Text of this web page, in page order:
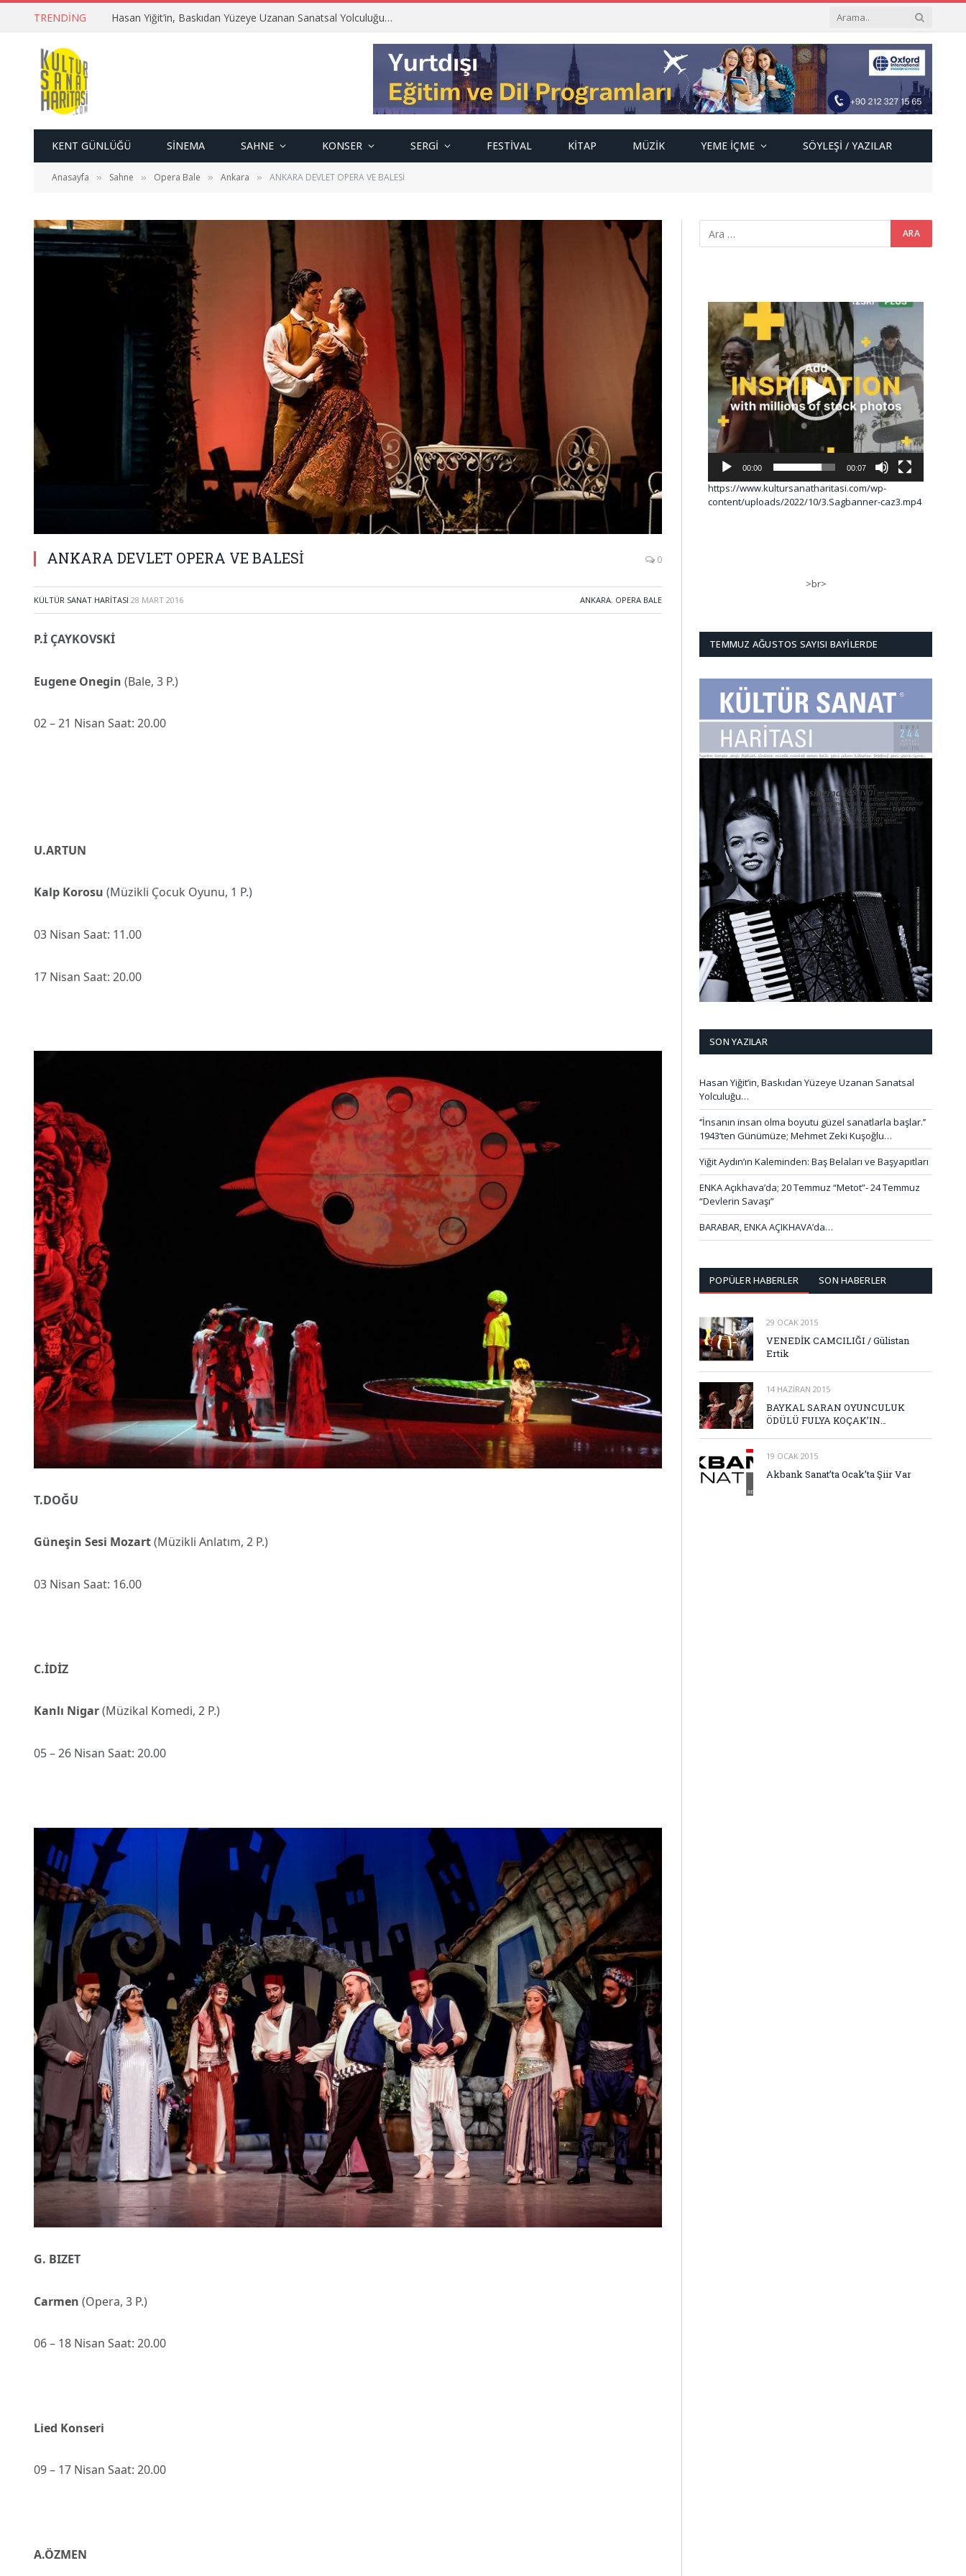
TRENDING Hasan Yiğit’in, Baskıdan Yüzeye Uzanan Sanatsal Yolculuğu…
KENT GÜNLÜĞÜ SINEMA SAHNE KONSER SERGI FESTIVAL KITAP MÜZIK YEME İÇME SÖYLEŞI / YAZILAR
Anasayfa » Sahne » Opera Bale » Ankara » ANKARA DEVLET OPERA VE BALESİ
ANKARA DEVLET OPERA VE BALESİ 0
KÜLTÜR SANAT HARITASI 28 MART 2016 ANKARA, OPERA BALE
P.İ ÇAYKOVSKİ
Eugene Onegin (Bale, 3 P.)
02 – 21 Nisan Saat: 20.00
U.ARTUN
Kalp Korosu (Müzikli Çocuk Oyunu, 1 P.)
03 Nisan Saat: 11.00
17 Nisan Saat: 20.00
T.DOĞU
Güneşin Sesi Mozart(Müzikli Anlatım, 2 P.)
03 Nisan Saat: 16.00
C.İDİZ
Kanlı Nigar(Müzikal Komedi, 2 P.)
05 – 26 Nisan Saat: 20.00
G. BIZET
Carmen (Opera, 3 P.)
06 – 18 Nisan Saat: 20.00
Lied Konseri
09 – 17 Nisan Saat: 20.00
A.ÖZMEN
Video
oynatıcı
00:00 00:07
https://www.kultursanatharitasi.com/wp-
content/uploads/2022/10/3.Sagbanner-caz3.mp4
>br>
TEMMUZ AĞUSTOS SAYISI BAYILERDE
SON YAZILAR
Hasan Yiğit’in, Baskıdan Yüzeye Uzanan Sanatsal
Yolculuğu…
‘’İnsanın insan olma boyutu güzel sanatlarla başlar.’’
1943’ten Günümüze; Mehmet Zeki Kuşoğlu…
Yiğit Aydın’ın Kaleminden: Baş Belaları ve Başyapıtları
ENKA Açıkhava’da; 20 Temmuz “Metot”- 24 Temmuz
“Devlerin Savaşı”
BARABAR, ENKA AÇIKHAVA’da…
POPÜLER HABERLER SON HABERLER
29 OCAK 2015
VENEDİK CAMCILIĞI / Gülistan
Ertik
14 HAZIRAN 2015
BAYKAL SARAN OYUNCULUK
ÖDÜLÜ FULYA KOÇAK’IN…
19 OCAK 2015
Akbank Sanat’ta Ocak’ta Şiir Var